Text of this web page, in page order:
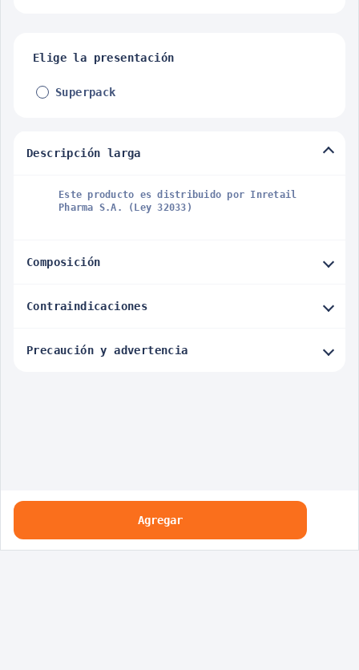
Elige la presentación
Superpack
Descripción larga
Este producto es distribuido por Inretail
Pharma S.A. (Ley 32033)
Composición
Contraindicaciones
Precaución y advertencia
Agregar